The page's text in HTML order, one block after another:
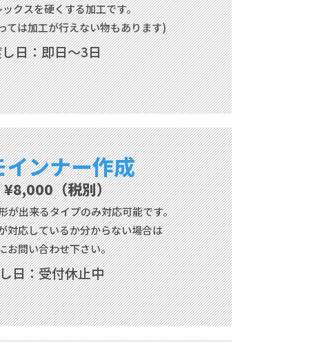
クスを硬くする加工です。
ては加工が行えない物もあります)
日：即日～3日
ンナー作成
¥8,000（税別）
が出来るタイプのみ対応可能です。
対応しているか分からない場合は
お問い合わせ下さい。
日：受付休止中